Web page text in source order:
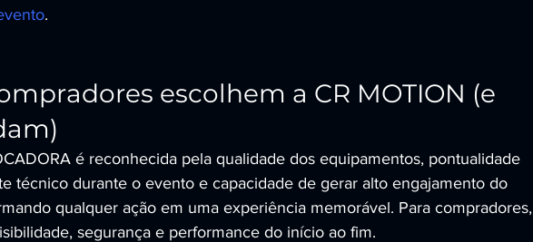
.
escolhem a CR MOTION (e
é reconhecida pela qualidade dos equipamentos, pontualidade
técnico durante o evento e capacidade de gerar alto engajamento do
qualquer ação em uma experiência memorável. Para compradores,
segurança e performance do início ao fim.